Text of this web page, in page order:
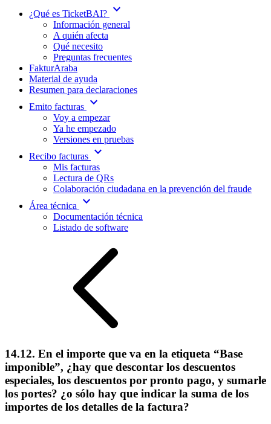
¿Qué es TicketBAI? expand_more
Información general
A quién afecta
Qué necesito
Preguntas frecuentes
FakturAraba
Material de ayuda
Resumen para declaraciones
Emito facturas expand_more
Voy a empezar
Ya he empezado
Versiones en pruebas
Recibo facturas expand_more
Mis facturas
Lectura de QRs
Colaboración ciudadana en la prevención del fraude
Área técnica
expand_more
Documentación técnica
Listado de software
14.12. En el importe que va en la etiqueta “Base
imponible”, ¿hay que descontar los descuentos
especiales, los descuentos por pronto pago, y sumarle
los portes? ¿o sólo hay que indicar la suma de los
importes de los detalles de la factura?